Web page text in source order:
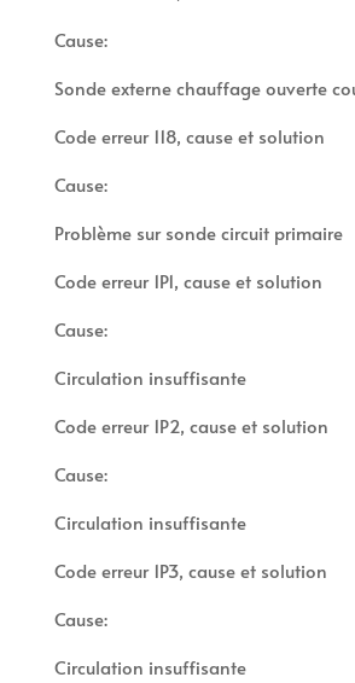
Cause:
Sonde externe chauffage ouverte
Code erreur 118, cause et solution
Cause:
Problème sur sonde circuit primaire
Code erreur 1P1, cause et solution
Cause:
Circulation insuffisante
Code erreur 1P2, cause et solution
Cause:
Circulation insuffisante
Code erreur 1P3, cause et solution
Cause:
Circulation insuffisante